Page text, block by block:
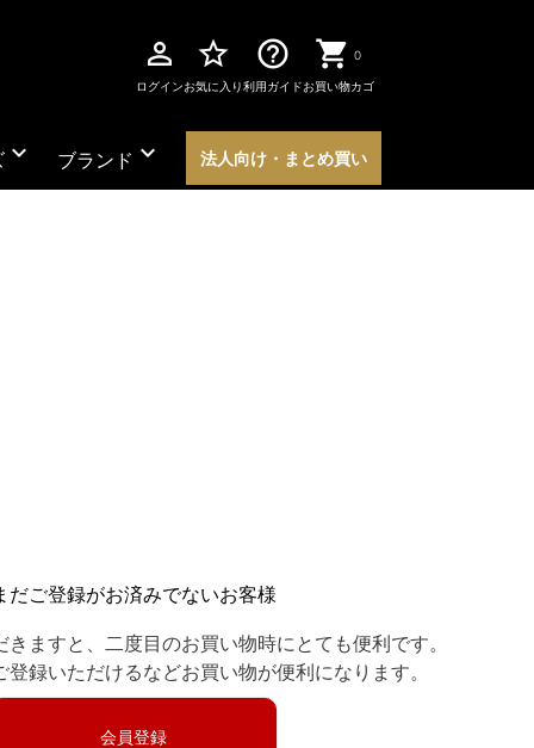
perm_identity
ログイン
star_border
お気に入り
help_outline
利用ガイド
0
お買い物カゴ
expand_more ブランド expand_more 法人向け・まとめ買い
だご登録がお済みでないお客様
ますと、二度目のお買い物時にとても便利です。
録いただけるなどお買い物が便利になります。
会員登録